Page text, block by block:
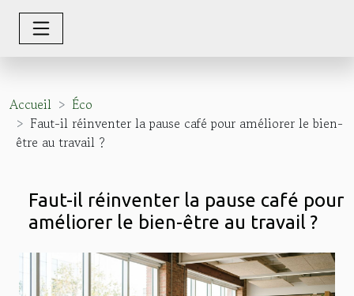
Accueil
Éco
Faut-il réinventer la pause café pour améliorer le bien-
être au travail ?
Faut-il réinventer la pause café pour
améliorer le bien-être au travail ?